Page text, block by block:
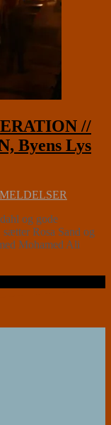
//
Byens Lys
og gode
Rosa Sand og
Mohamed Ali